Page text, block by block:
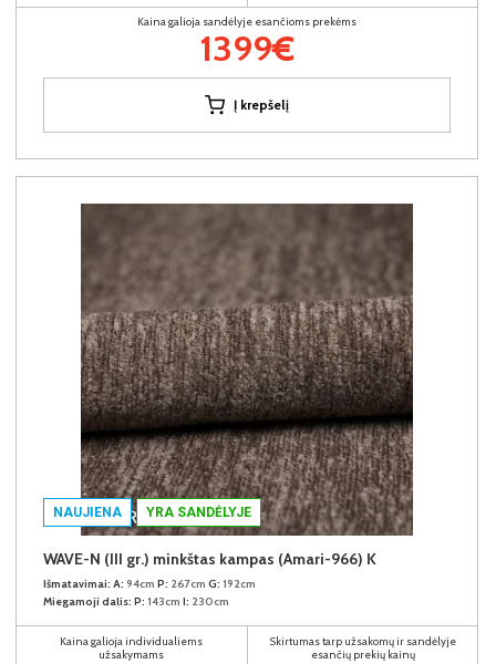
Kaina galioja sandėlyje esančioms prekėms
1399€
Į krepšelį
NAUJIENA YRA SANDĖLYJE
WAVE-N (III gr.) minkštas kampas (Amari-966) K
Išmatavimai: A: 94cm P: 267cm G: 192cm
Miegamoji dalis: P: 143cm I: 230cm
Kaina galioja individualiems
užsakymams
Skirtumas tarp užsakomų ir sandėlyje
esančių prekių kainų